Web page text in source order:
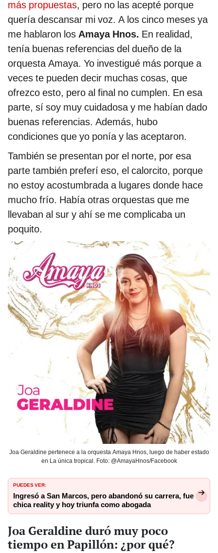
más propuestas, pero no las acepté porque
quería descansar mi voz. A los cinco meses ya
me hablaron los Amaya Hnos. En realidad,
tenía buenas referencias del dueño de la
orquesta Amaya. Yo investigué más porque a
veces te pueden decir muchas cosas, que
ofrezco esto, pero al final no cumplen. En esa
parte, sí soy muy cuidadosa y me habían dado
buenas referencias. Además, hubo
condiciones que yo ponía y las aceptaron.
También se presentan por el norte, por esa
parte también preferí eso, el calorcito, porque
no estoy acostumbrada a lugares donde hace
mucho frío. Había otras orquestas que me
llevaban al sur y ahí se me complicaba un
poquito.
Joa Geraldine pertenece a la orquesta Amaya Hnos, luego de haber estado
en La única tropical. Foto: @AmayaHnos/Facebook
PUEDES VER:
Ingresó a San Marcos, pero abandonó su carrera, fue
chica reality y hoy triunfa como abogada
Joa Geraldine duró muy poco
tiempo en Papillón: ¿por qué?